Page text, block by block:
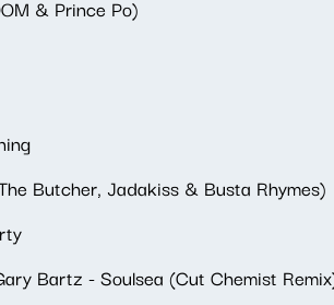
& Prince Po)
Butcher, Jadakiss & Busta Rhymes)
Bartz - Soulsea (Cut Chemist